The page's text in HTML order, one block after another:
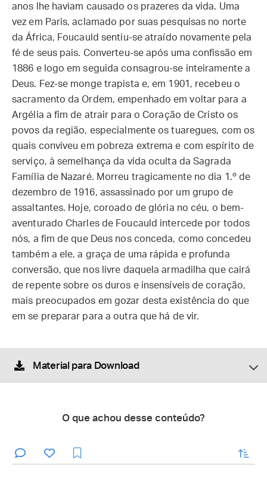
anos lhe haviam causado os prazeres da vida. Uma
vez em Paris, aclamado por suas pesquisas no norte
da África, Foucauld sentiu-se atraído novamente pela
fé de seus pais. Converteu-se após uma confissão em
1886 e logo em seguida consagrou-se inteiramente a
Deus. Fez-se monge trapista e, em 1901, recebeu o
sacramento da Ordem, empenhado em voltar para a
Argélia a fim de atrair para o Coração de Cristo os
povos da região, especialmente os tuaregues, com os
quais conviveu em pobreza extrema e com espírito de
serviço, à semelhança da vida oculta da Sagrada
Família de Nazaré. Morreu tragicamente no dia 1.º de
dezembro de 1916, assassinado por um grupo de
assaltantes. Hoje, coroado de glória no céu, o bem-
aventurado Charles de Foucauld intercede por todos
nós, a fim de que Deus nos conceda, como concedeu
também a ele, a graça de uma rápida e profunda
conversão, que nos livre daquela armadilha que cairá
de repente sobre os duros e insensíveis de coração,
mais preocupados em gozar desta existência do que
em se preparar para a outra que há de vir.
Material para Download
O que achou desse conteúdo?
enviar